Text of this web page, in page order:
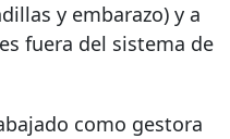
y embarazo) y a
fuera del sistema de
como gestora